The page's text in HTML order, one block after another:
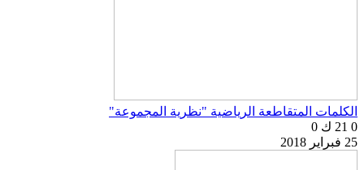
الكلمات المتقاطعة الرياضية "نظرية المجموعة"
0 21 ك
0
25 فبراير 2018